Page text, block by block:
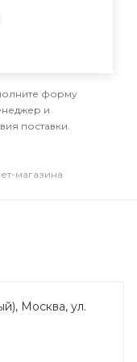
форму
и
поставки.
магазина
Москва, ул.